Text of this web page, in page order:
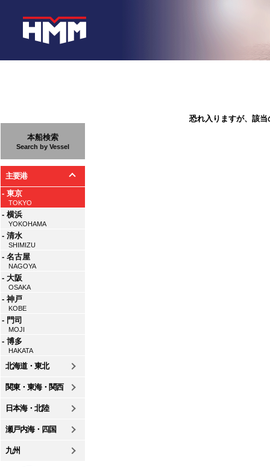
本船検索
Search by Vessel
主要港
- 東京
TOKYO
- 横浜
YOKOHAMA
- 清水
SHIMIZU
- 名古屋
NAGOYA
- 大阪
OSAKA
- 神戸
KOBE
- 門司
MOJI
- 博多
HAKATA
北海道・東北
関東・東海・関西
日本海・北陸
瀬戸内海・四国
九州
恐れ入りますが、該